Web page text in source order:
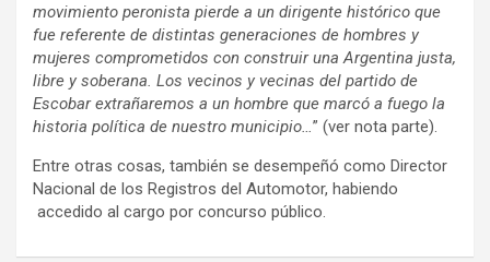
movimiento peronista pierde a un dirigente histórico que
fue referente de distintas generaciones de hombres y
mujeres comprometidos con construir una Argentina justa,
libre y soberana. Los vecinos y vecinas del partido de
Escobar extrañaremos a un hombre que marcó a fuego la
historia política de nuestro municipio… ” (ver nota parte).
Entre otras cosas, también se desempeñó como Director
Nacional de los Registros del Automotor, habiendo
accedido al cargo por concurso público.